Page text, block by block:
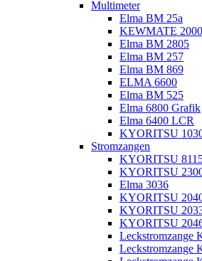
Multimeter
Elma BM 25a
KEWMATE 2000
Elma BM 2805
Elma BM 257
Elma BM 869
ELMA 6600
Elma BM 525
Elma 6800 Grafik
Elma 6400 LCR
KYORITSU
Stromzangen
KYORITSU
KYORITSU
Elma 3036
KYORITSU
KYORITSU
KYORITSU
Leckstromzange
Leckstromzange